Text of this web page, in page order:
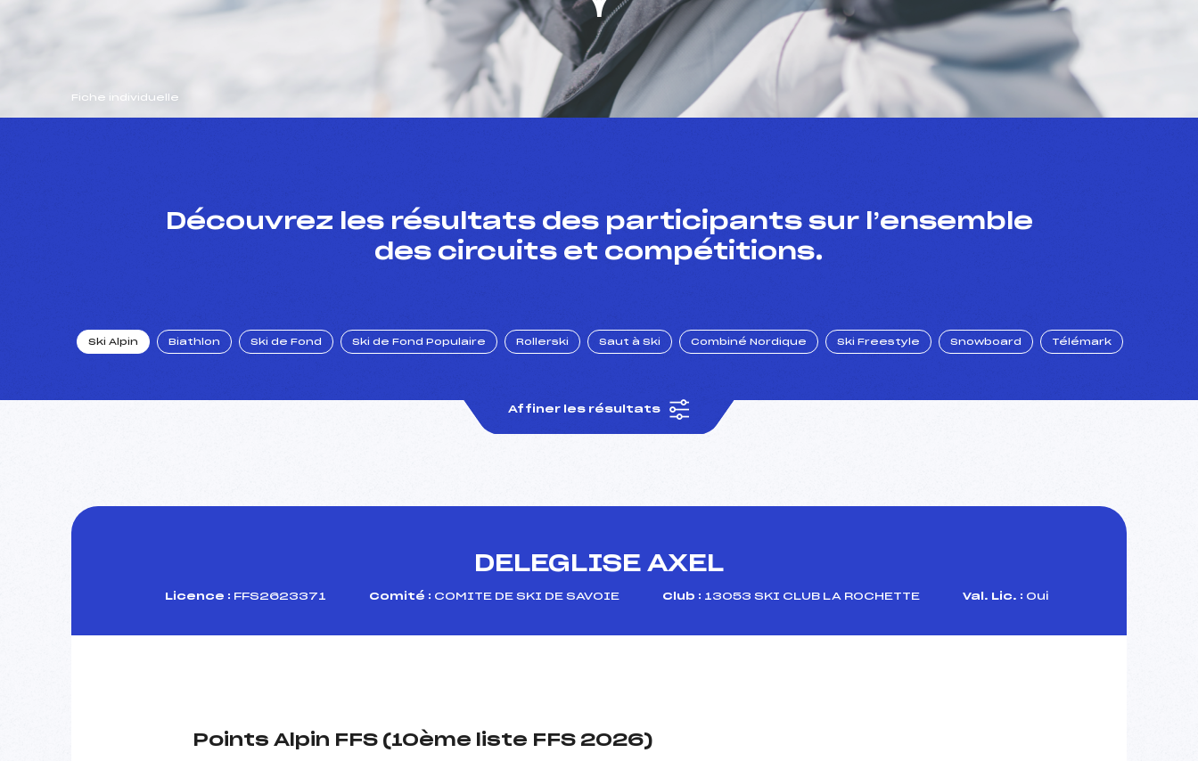
Fiche individuelle
Découvrez les résultats des participants sur l’ensemble
des circuits et compétitions.
Ski Alpin Biathlon Ski de Fond Ski de Fond Populaire Rollerski Saut à Ski Combiné Nordique Ski Freestyle Snowboard Télémark
Affiner les résultats
DELEGLISE AXEL
Licence : FFS2623371 Comité : COMITE DE SKI DE SAVOIE Club : 13053 SKI CLUB LA ROCHETTE Val. Lic. : Oui
Points Alpin FFS (10ème liste FFS 2026)